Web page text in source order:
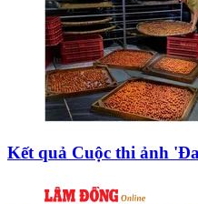
Kết quả Cuộc thi ảnh